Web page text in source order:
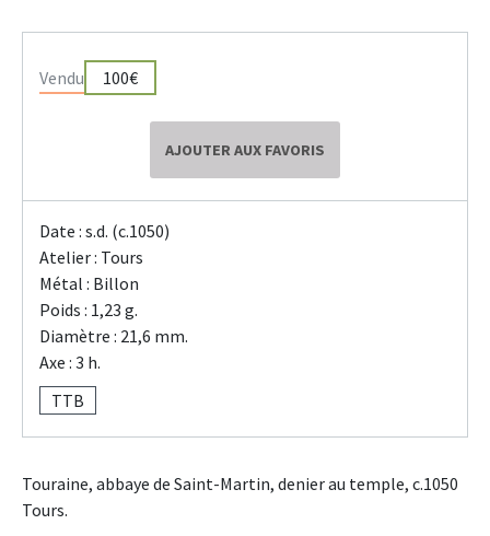
Vendu 100€
AJOUTER AUX FAVORIS
Date : s.d. (c.1050)
Atelier : Tours
Métal : Billon
Poids : 1,23 g.
Diamètre : 21,6 mm.
Axe : 3 h.
TTB
Touraine, abbaye de Saint-Martin, denier au temple, c.1050
Tours.